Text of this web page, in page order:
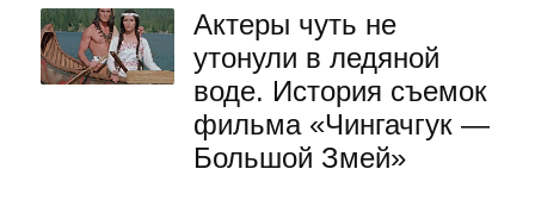
Актеры чуть не
утонули в ледяной
воде. История съемок
фильма «Чингачгук —
Большой Змей»